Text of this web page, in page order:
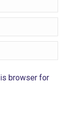
browser for